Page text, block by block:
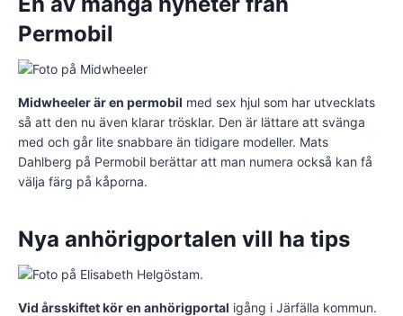
Permobil
Midwheeler är en permobil med sex hjul som har utvecklats
så att den nu även klarar trösklar. Den är lättare att svänga
med och går lite snabbare än tidigare modeller. Mats
Dahlberg på Permobil berättar att man numera också kan få
välja färg på kåporna.
Nya anhörigportalen vill ha tips
Vid årsskiftet kör en anhörigportal igång i Järfälla kommun.